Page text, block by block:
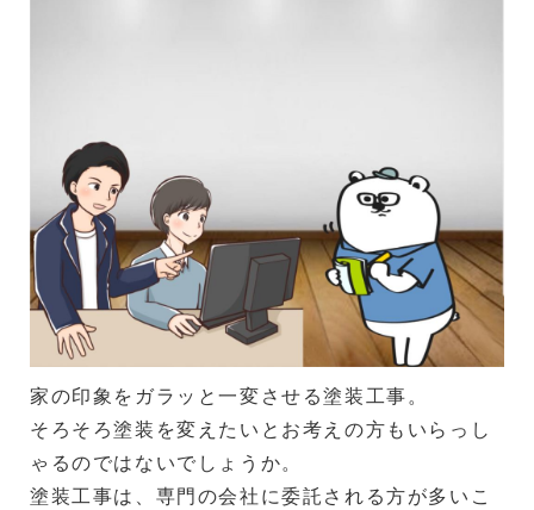
家の印象をガラッと一変させる塗装工事。
そろそろ塗装を変えたいとお考えの方もいらっし
ゃるのではないでしょうか。
塗装工事は、専門の会社に委託される方が多いこ